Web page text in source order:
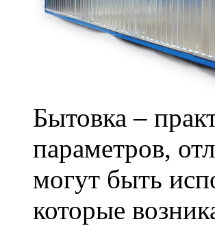
Бытовка –
параметров,
могут быть
которые